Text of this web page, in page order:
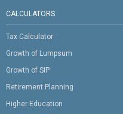
CALCULATORS
Tax Calculator
Growth of Lumpsum
Growth of SIP
Retirement Planning
Higher Education